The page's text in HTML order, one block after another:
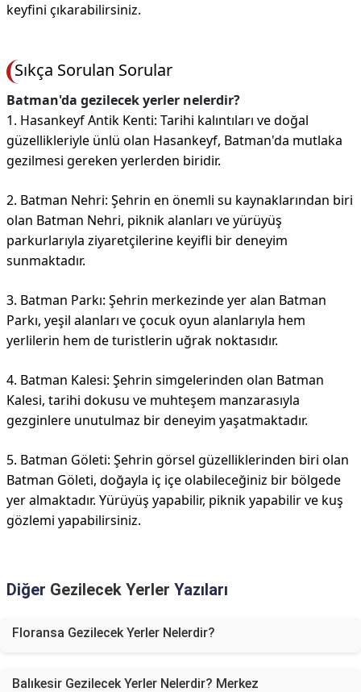
keyfini çıkarabilirsiniz.
Sıkça Sorulan Sorular
Batman'da gezilecek yerler nelerdir?
1. Hasankeyf Antik Kenti: Tarihi kalıntıları ve doğal
güzellikleriyle ünlü olan Hasankeyf, Batman'da mutlaka
gezilmesi gereken yerlerden biridir.
2. Batman Nehri: Şehrin en önemli su kaynaklarından biri
olan Batman Nehri, piknik alanları ve yürüyüş
parkurlarıyla ziyaretçilerine keyifli bir deneyim
sunmaktadır.
3. Batman Parkı: Şehrin merkezinde yer alan Batman
Parkı, yeşil alanları ve çocuk oyun alanlarıyla hem
yerlilerin hem de turistlerin uğrak noktasıdır.
4. Batman Kalesi: Şehrin simgelerinden olan Batman
Kalesi, tarihi dokusu ve muhteşem manzarasıyla
gezginlere unutulmaz bir deneyim yaşatmaktadır.
5. Batman Göleti: Şehrin görsel güzelliklerinden biri olan
Batman Göleti, doğayla iç içe olabileceğiniz bir bölgede
yer almaktadır. Yürüyüş yapabilir, piknik yapabilir ve kuş
gözlemi yapabilirsiniz.
Diğer Gezilecek Yerler Yazıları
Floransa Gezilecek Yerler Nelerdir?
Balıkesir Gezilecek Yerler Nelerdir? Merkez